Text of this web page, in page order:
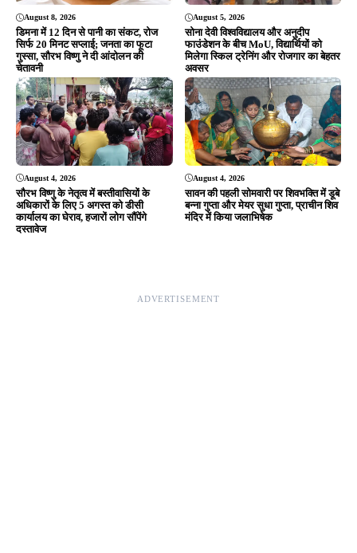
August 8, 2026
डिमना में 12 दिन से पानी का संकट, रोज
सिर्फ 20 मिनट सप्लाई; जनता का फूटा
गुस्सा, सौरभ विष्णु ने दी आंदोलन की
चेतावनी
August 5, 2026
सोना देवी विश्वविद्यालय और अनुदीप
फाउंडेशन के बीच MoU, विद्यार्थियों को
मिलेगा स्किल ट्रेनिंग और रोजगार का बेहतर
अवसर
August 4, 2026
सौरभ विष्णु के नेतृत्व में बस्तीवासियों के
अधिकारों के लिए 5 अगस्त को डीसी
कार्यालय का घेराव, हजारों लोग सौंपेंगे
दस्तावेज
August 4, 2026
सावन की पहली सोमवारी पर शिवभक्ति में डूबे
बन्ना गुप्ता और मेयर सुधा गुप्ता, प्राचीन शिव
मंदिर में किया जलाभिषेक
ADVERTISEMENT